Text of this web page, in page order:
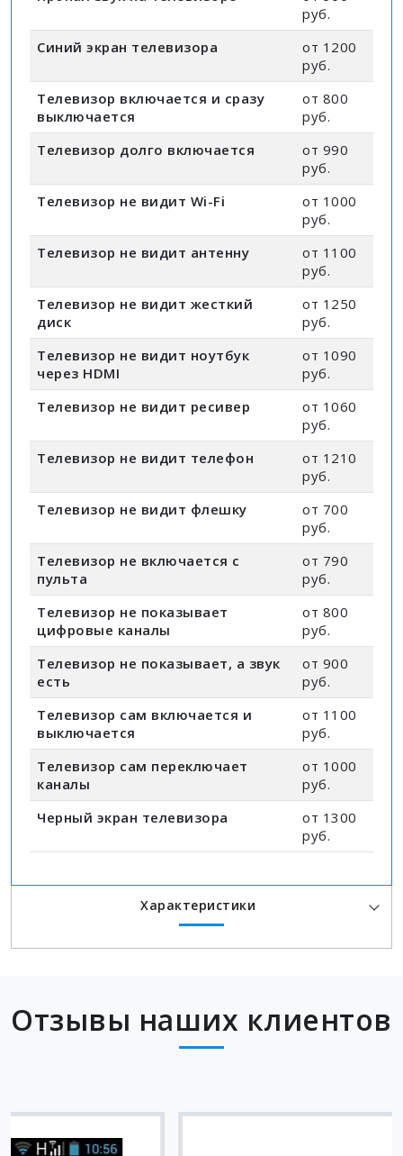
руб.
Синий экран телевизора
от 1200
руб.
Телевизор включается и сразу
выключается
от 800
руб.
Телевизор долго включается
от 990
руб.
Телевизор не видит Wi-Fi
от 1000
руб.
Телевизор не видит антенну
от 1100
руб.
Телевизор не видит жесткий
диск
от 1250
руб.
Телевизор не видит ноутбук
через HDMI
от 1090
руб.
Телевизор не видит ресивер
от 1060
руб.
Телевизор не видит телефон
от 1210
руб.
Телевизор не видит флешку
от 700
руб.
Телевизор не включается с
пульта
от 790
руб.
Телевизор не показывает
цифровые каналы
от 800
руб.
Телевизор не показывает, а звук
есть
от 900
руб.
Телевизор сам включается и
выключается
от 1100
руб.
Телевизор сам переключает
каналы
от 1000
руб.
Черный экран телевизора
от 1300
руб.
Характеристики
Отзывы наших клиентов